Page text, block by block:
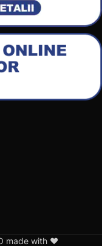
made with ❤️